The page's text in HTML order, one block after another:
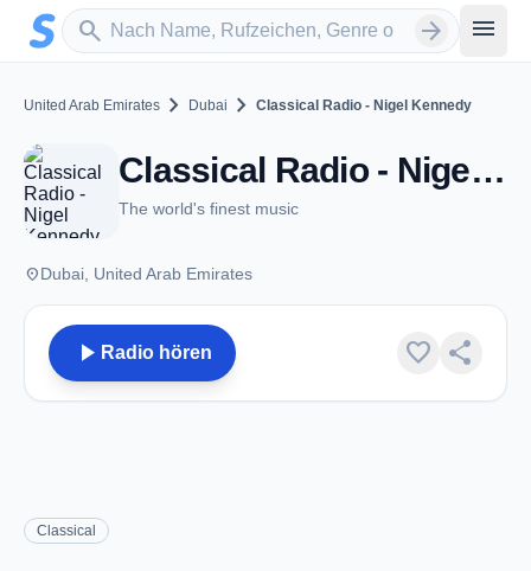
Zum Hauptinhalt springen
search
Sender suchen arrow_forward menu
United Arab Emirates chevron_right Dubai chevron_right Classical Radio - Nigel Kennedy
Classical Radio - Nigel Kennedy - Dubai
The world's finest music
placeDubai, United Arab Emirates
play_arrow Radio hören favorite share
Classical